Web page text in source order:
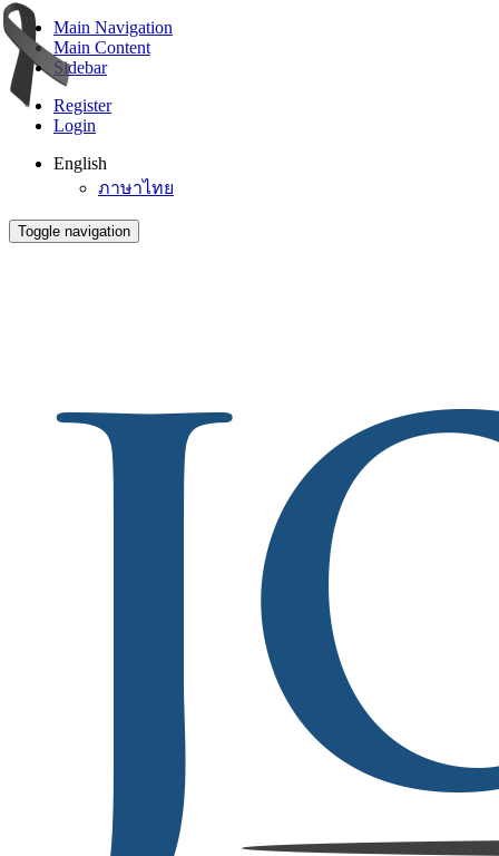
Main Navigation
Main Content
Sidebar
Register
Login
English
ภาษาไทย
Toggle navigation